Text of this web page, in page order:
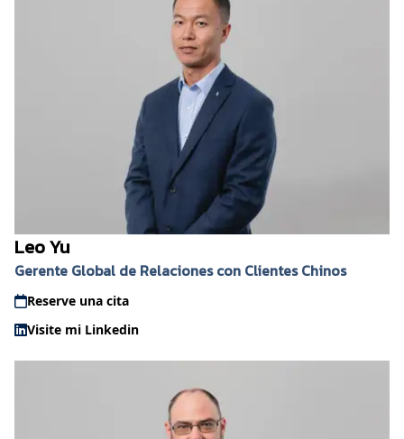
Leo Yu
Gerente Global de Relaciones con Clientes Chinos
Reserve una cita
Visite mi Linkedin